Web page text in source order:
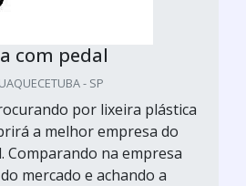
com pedal
- SP
por lixeira plástica
a melhor empresa do
Comparando na empresa
mercado e achando a